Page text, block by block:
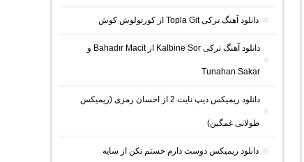
دانلود آهنگ ترکی Topla Git از کورتولوش کوش
دانلود آهنگ ترکی Kalbine Sor از Bahadır Macit و
Tunahan Sakar
دانلود ریمیکس دیپ نایت 2 از احسان رمزی (ریمیکس
طولانی غمگین)
دانلود ریمیکس دوست دارم خستم نکن از سایه